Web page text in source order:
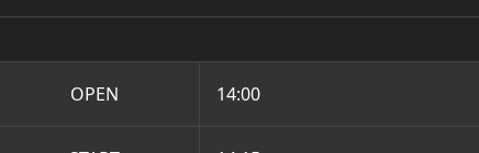
OPEN 14:00